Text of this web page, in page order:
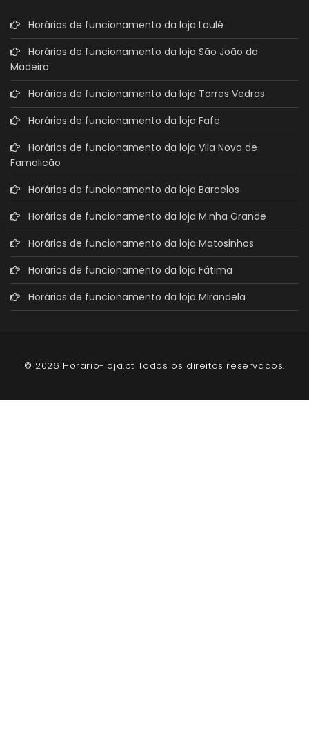
Horários de funcionamento da loja Loulé
Horários de funcionamento da loja São João da
Madeira
Horários de funcionamento da loja Torres Vedras
Horários de funcionamento da loja Fafe
Horários de funcionamento da loja Vila Nova de
Famalicão
Horários de funcionamento da loja Barcelos
Horários de funcionamento da loja M.nha Grande
Horários de funcionamento da loja Matosinhos
Horários de funcionamento da loja Fátima
Horários de funcionamento da loja Mirandela
© 2026 Horario-loja.pt Todos os direitos reservados.